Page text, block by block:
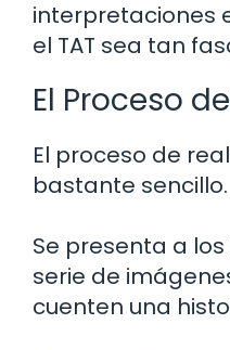
interpretaciones
el TAT sea tan
El Proceso
El proceso de
bastante sencillo.
Se presenta a
serie de
cuenten una